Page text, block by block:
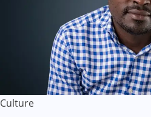
Culture